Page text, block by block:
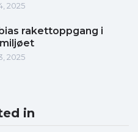
2025
rakettoppgang i
2025
in